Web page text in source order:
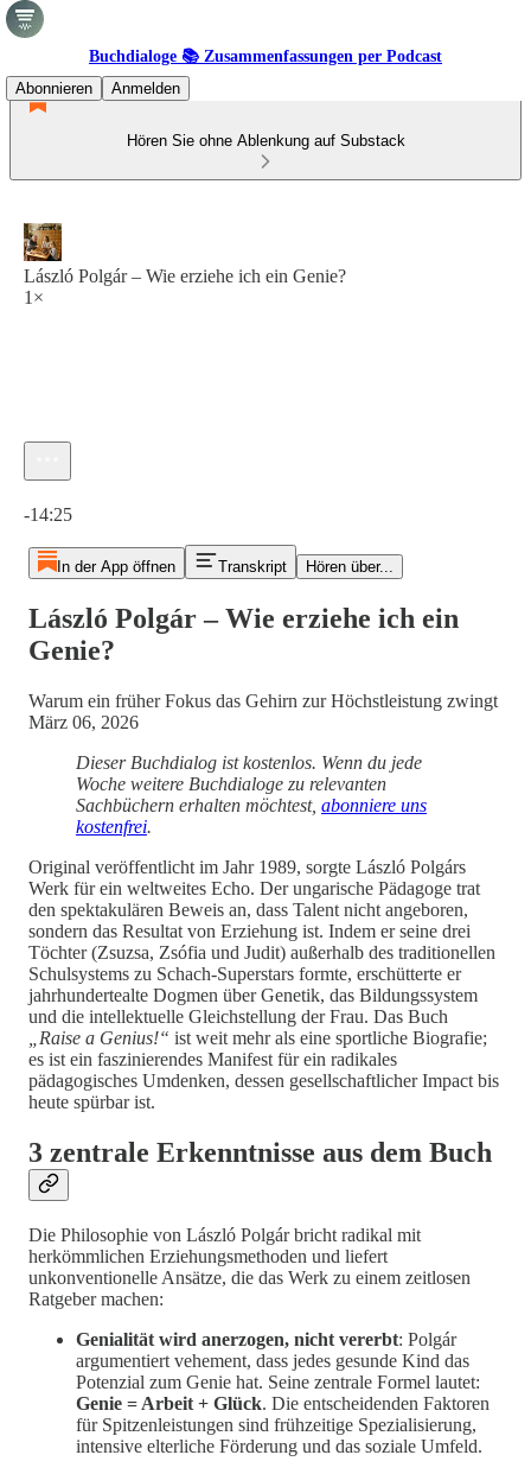
Buchdialoge 📚 Zusammenfassungen per Podcast
Abonnieren
Anmelden
Hören Sie ohne Ablenkung auf Substack
László Polgár – Wie erziehe ich ein Genie?
1×
-14:25
In der App öffnen Transkript Hören über...
László Polgár – Wie erziehe ich ein
Genie?
Warum ein früher Fokus das Gehirn zur Höchstleistung zwingt
März 06, 2026
Dieser Buchdialog ist kostenlos. Wenn du jede
Woche weitere Buchdialoge zu relevanten
Sachbüchern erhalten möchtest, abonniere uns
kostenfrei.
Original veröffentlicht im Jahr 1989, sorgte László Polgárs
Werk für ein weltweites Echo. Der ungarische Pädagoge trat
den spektakulären Beweis an, dass Talent nicht angeboren,
sondern das Resultat von Erziehung ist. Indem er seine drei
Töchter (Zsuzsa, Zsófia und Judit) außerhalb des traditionellen
Schulsystems zu Schach-Superstars formte, erschütterte er
jahrhundertealte Dogmen über Genetik, das Bildungssystem
und die intellektuelle Gleichstellung der Frau. Das Buch
„Raise a Genius!“ ist weit mehr als eine sportliche Biografie;
es ist ein faszinierendes Manifest für ein radikales
pädagogisches Umdenken, dessen gesellschaftlicher Impact bis
heute spürbar ist.
3 zentrale Erkenntnisse aus dem Buch
Die Philosophie von László Polgár bricht radikal mit
herkömmlichen Erziehungsmethoden und liefert
unkonventionelle Ansätze, die das Werk zu einem zeitlosen
Ratgeber machen:
Genialität wird anerzogen, nicht vererbt: Polgár
argumentiert vehement, dass jedes gesunde Kind das
Potenzial zum Genie hat. Seine zentrale Formel lautet:
Genie = Arbeit + Glück. Die entscheidenden Faktoren
für Spitzenleistungen sind frühzeitige Spezialisierung,
intensive elterliche Förderung und das soziale Umfeld.